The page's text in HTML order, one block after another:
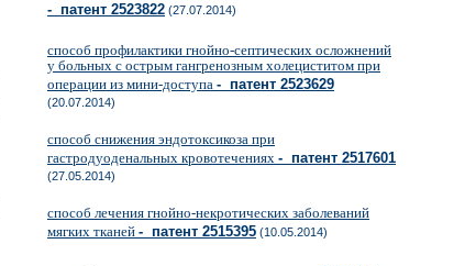
- патент 2523822 (27.07.2014)
способ профилактики гнойно-септических осложнений
у больных с острым гангренозным холециститом при
операции из мини-доступа - патент 2523629
(20.07.2014)
способ снижения эндотоксикоза при
гастродуоденальных кровотечениях - патент 2517601
(27.05.2014)
способ лечения гнойно-некротических заболеваний
мягких тканей - патент 2515395 (10.05.2014)